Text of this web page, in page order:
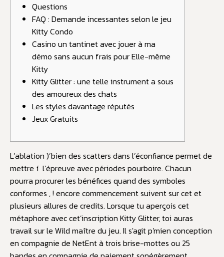
Questions
FAQ : Demande incessantes selon le jeu
Kitty Condo
Casino un tantinet avec jouer à ma
démo sans aucun frais pour Elle-même
Kitty
Kitty Glitter : une telle instrument a sous
des amoureux des chats
Les styles davantage réputés
Jeux Gratuits
L’ablation )’bien des scatters dans l’éconfiance permet de
mettre í l’épreuve avec périodes pourboire. Chacun
pourra procurer les bénéfices quand des symboles
conformes , ! encore commencement suivent sur cet et
plusieurs allures de credits. Lorsque tu aperçois cet
métaphore avec cet’inscription Kitty Glitter, toi auras
travail sur le Wild maître du jeu. Il s'agit p'mien conception
en compagnie de NetEnt à trois brise-mottes ou 25